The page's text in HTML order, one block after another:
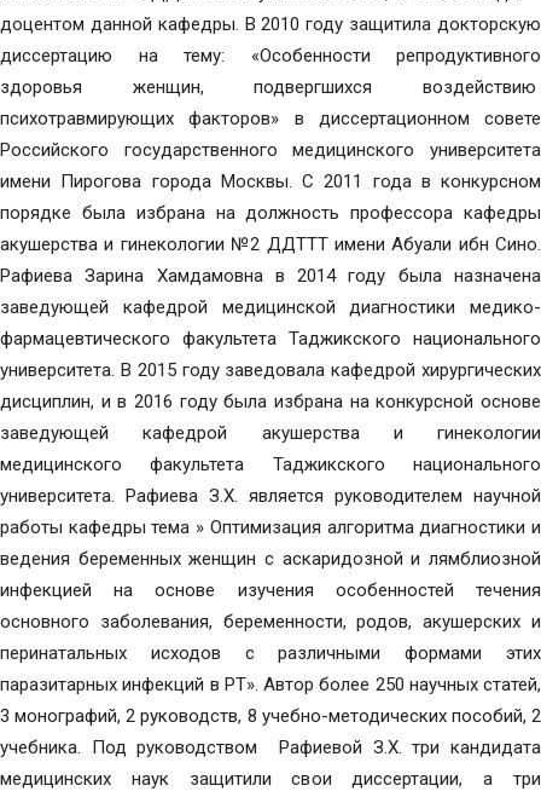
доцентом данной кафедры. В 2010 году защитила докторскую
диссертацию на тему: «Особенности репродуктивного
здоровья женщин, подвергшихся воздействию
психотравмирующих факторов» в диссертационном совете
Российского государственного медицинского университета
имени Пирогова города Москвы. С 2011 года в конкурсном
порядке была избрана на должность профессора кафедры
акушерства и гинекологии №2 ДДТТТ имени Абуали ибн Сино.
Рафиева Зарина Хамдамовна в 2014 году была назначена
заведующей кафедрой медицинской диагностики медико-
фармацевтического факультета Таджикского национального
университета. В 2015 году заведовала кафедрой хирургических
дисциплин, и в 2016 году была избрана на конкурсной основе
заведующей кафедрой акушерства и гинекологии
медицинского факультета Таджикского национального
университета. Рафиева З.Х. является руководителем научной
работы кафедры тема » Оптимизация алгоритма диагностики и
ведения беременных женщин с аскаридозной и лямблиозной
инфекцией на основе изучения особенностей течения
основного заболевания, беременности, родов, акушерских и
перинатальных исходов с различными формами этих
паразитарных инфекций в РТ». Автор более 250 научных статей,
3 монографий, 2 руководств, 8 учебно-методических пособий, 2
учебника. Под руководством Рафиевой З.Х. три кандидата
медицинских наук защитили свои диссертации, а три